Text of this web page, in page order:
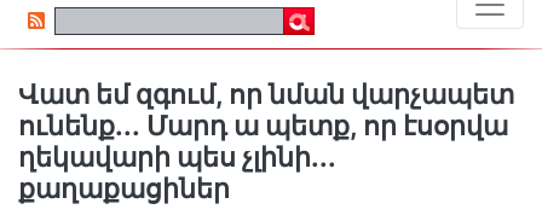
Վատ եմ զգում, որ նման վարչապետ
ունենք․․․ Մարդ ա պետք, որ էսօրվա
ղեկավարի պես չլինի․․․
քաղաքացիներ